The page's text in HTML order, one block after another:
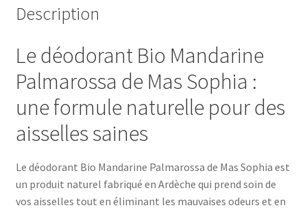
Description
Le déodorant Bio Mandarine
Palmarossa de Mas Sophia :
une formule naturelle pour des
aisselles saines
Le déodorant Bio Mandarine Palmarossa de Mas Sophia est
un produit naturel fabriqué en Ardèche qui prend soin de
vos aisselles tout en éliminant les mauvaises odeurs et en